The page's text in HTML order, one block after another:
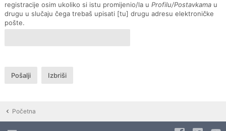
registracije osim ukoliko si istu promijenio/la u Profilu/Postavkama u
drugu u slučaju čega trebaš upisati [tu] drugu adresu elektroničke
pošte.
Početna